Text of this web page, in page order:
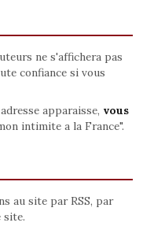
ne s'affichera pas
confiance si vous
apparaisse, vous
intimite a la France".
au site par RSS, par
site.